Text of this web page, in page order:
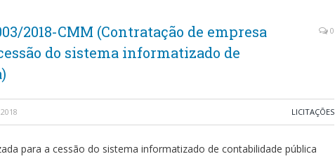
2018-CMM (Contratação de empresa
do sistema informatizado de
0
LICITAÇÕES
para a cessão do sistema informatizado de contabilidade pública